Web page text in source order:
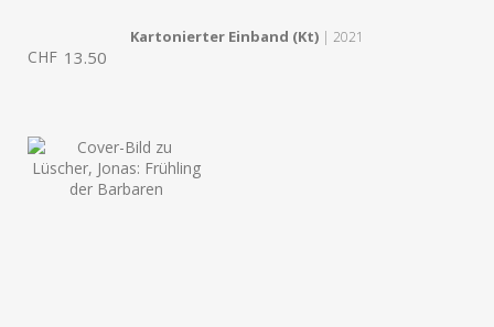
Kartonierter Einband (Kt) | 2021
CHF 13.50